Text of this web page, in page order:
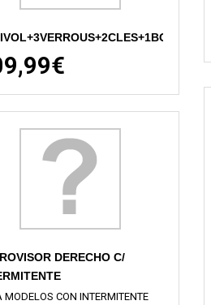
DERECHO C/
MODELOS CON INTERMITENTE